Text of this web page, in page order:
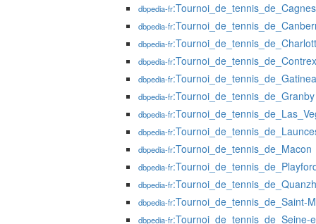
dbpedia-fr
dbpedia-fr
dbpedia-fr
dbpedia-fr
dbpedia-fr
dbpedia-fr:Tournoi_de_tennis_de_Granby
dbpedia-fr
dbpedia-fr
dbpedia-fr:Tournoi_de_tennis_de_Macon
dbpedia-fr
dbpedia-fr
dbpedia-fr:Tournoi_de_tennis_de_Saint-
dbpedia-fr:Tournoi_de_tennis_de_Seine-